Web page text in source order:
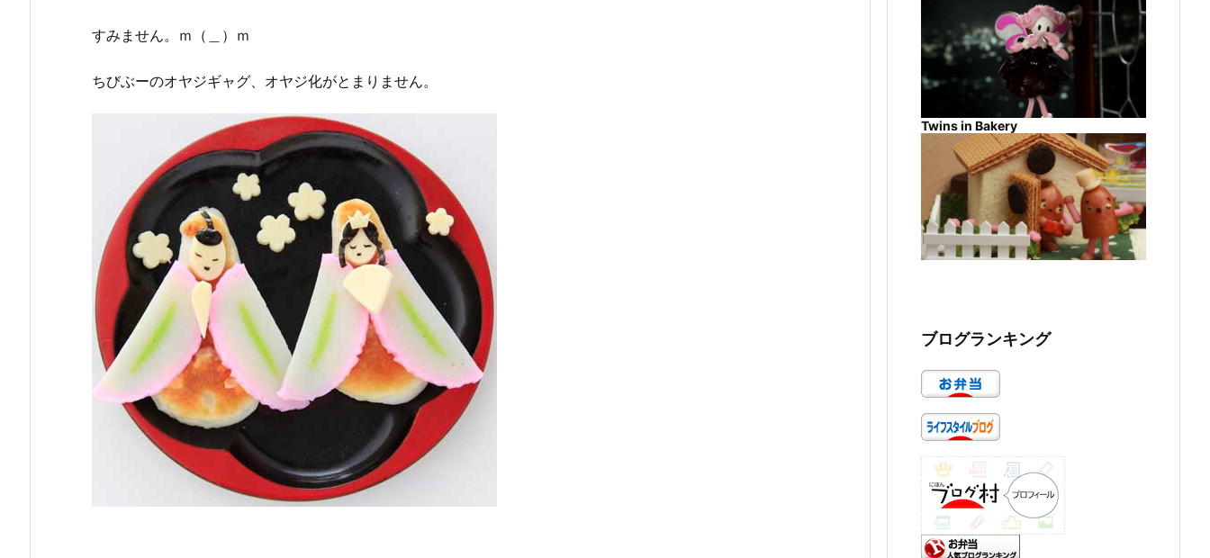
すみません。ｍ（＿）ｍ
ちびぶーのオヤジギャグ、オヤジ化がとまりません。
Twins in Bakery
ブログランキング